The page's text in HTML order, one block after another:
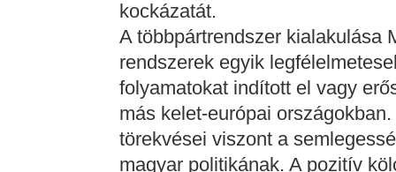
kockázatát.
A többpártrendszer kialakulása
rendszerek egyik
folyamatokat indított el vagy
más kelet-európai
törekvései viszont a
magyar politikának. A pozitív